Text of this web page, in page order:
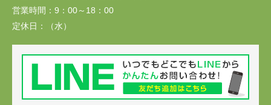
営業時間： 9：00～18：00
定休日：
（水）